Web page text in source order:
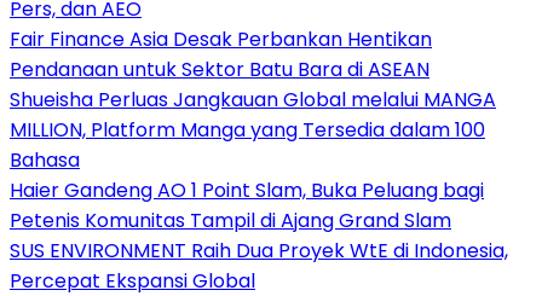
Pers, dan AEO
Fair Finance Asia Desak Perbankan Hentikan
Pendanaan untuk Sektor Batu Bara di ASEAN
Shueisha Perluas Jangkauan Global melalui MANGA
MILLION, Platform Manga yang Tersedia dalam 100
Bahasa
Haier Gandeng AO 1 Point Slam, Buka Peluang bagi
Petenis Komunitas Tampil di Ajang Grand Slam
SUS ENVIRONMENT Raih Dua Proyek WtE di Indonesia,
Percepat Ekspansi Global